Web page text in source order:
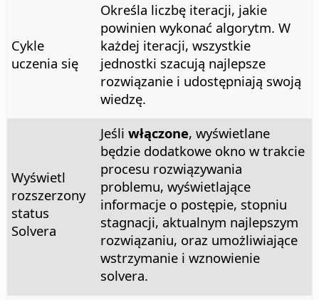
Cykle
uczenia się
Określa liczbę iteracji, jakie
powinien wykonać algorytm. W
każdej iteracji, wszystkie
jednostki szacują najlepsze
rozwiązanie i udostępniają swoją
wiedzę.
Wyświetl
rozszerzony
status
Solvera
Jeśli włączone, wyświetlane
będzie dodatkowe okno w trakcie
procesu rozwiązywania
problemu, wyświetlające
informacje o postępie, stopniu
stagnacji, aktualnym najlepszym
rozwiązaniu, oraz umożliwiające
wstrzymanie i wznowienie
solvera.